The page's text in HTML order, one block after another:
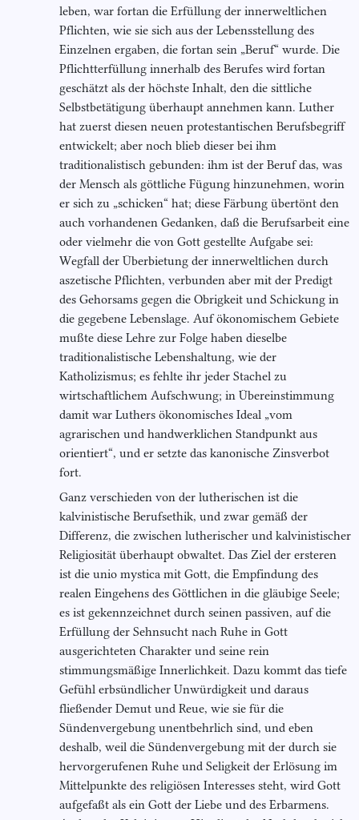
leben, war fortan die Erfüllung der innerweltlichen
Pflichten, wie sie sich aus der Lebensstellung des
Einzelnen ergaben, die fortan sein „Beruf“ wurde. Die
Pflichtterfüllung innerhalb des Berufes wird fortan
geschätzt als der höchste Inhalt, den die sittliche
Selbstbetätigung überhaupt annehmen kann. Luther
hat zuerst diesen neuen protestantischen Berufsbegriff
entwickelt; aber noch blieb dieser bei ihm
traditionalistisch gebunden: ihm ist der Beruf das, was
der Mensch als göttliche Fügung hinzunehmen, worin
er sich zu „schicken“ hat; diese Färbung übertönt den
auch vorhandenen Gedanken, daß die Berufsarbeit eine
oder vielmehr die von Gott gestellte Aufgabe sei:
Wegfall der Überbietung der innerweltlichen durch
aszetische Pflichten, verbunden aber mit der Predigt
des Gehorsams gegen die Obrigkeit und Schickung in
die gegebene Lebenslage. Auf ökonomischem Gebiete
mußte diese Lehre zur Folge haben dieselbe
traditionalistische Lebenshaltung, wie der
Katholizismus; es fehlte ihr jeder Stachel zu
wirtschaftlichem Aufschwung; in Übereinstimmung
damit war Luthers ökonomisches Ideal „vom
agrarischen und handwerklichen Standpunkt aus
orientiert“, und er setzte das kanonische Zinsverbot
fort.
Ganz verschieden von der lutherischen ist die
kalvinistische Berufsethik, und zwar gemäß der
Differenz, die zwischen lutherischer und kalvinistischer
Religiosität überhaupt obwaltet. Das Ziel der ersteren
ist die unio mystica mit Gott, die Empfindung des
realen Eingehens des Göttlichen in die gläubige Seele;
es ist gekennzeichnet durch seinen passiven, auf die
Erfüllung der Sehnsucht nach Ruhe in Gott
ausgerichteten Charakter und seine rein
stimmungsmäßige Innerlichkeit. Dazu kommt das tiefe
Gefühl erbsündlicher Unwürdigkeit und daraus
fließender Demut und Reue, wie sie für die
Sündenvergebung unentbehrlich sind, und eben
deshalb, weil die Sündenvergebung mit der durch sie
hervorgerufenen Ruhe und Seligkeit der Erlösung im
Mittelpunkte des religiösen Interesses steht, wird Gott
aufgefaßt als ein Gott der Liebe und des Erbarmens.